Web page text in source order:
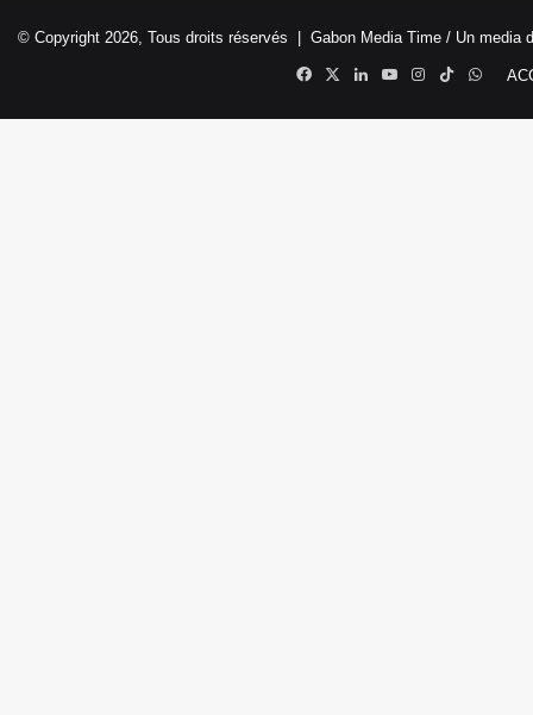
© Copyright 2026, Tous droits réservés | Gabon Media Time / Un media
Facebook
X LinkedinYouTubeInstagram
TikTok